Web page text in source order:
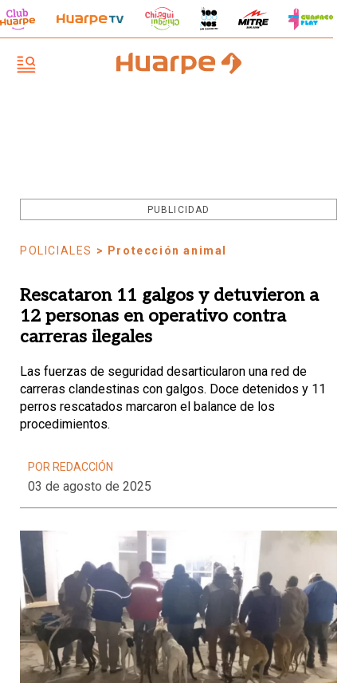
PUBLICIDAD
POLICIALES > Protección animal
Rescataron 11 galgos y detuvieron a
12 personas en operativo contra
carreras ilegales
Las fuerzas de seguridad desarticularon una red de
carreras clandestinas con galgos. Doce detenidos y 11
perros rescatados marcaron el balance de los
procedimientos.
POR REDACCIÓN
03 de agosto de 2025